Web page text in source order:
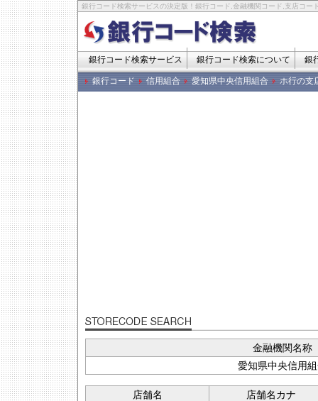
銀行コード検索サービスの決定版！銀行コード,金融機関コード,支店コー
銀行コード検索サービス 銀行コード検索について 銀
銀行コード 信用組合 愛知県中央信用組合 ホ行の支
金融機関名称
愛知県中央信用
店舗名
店舗名カナ